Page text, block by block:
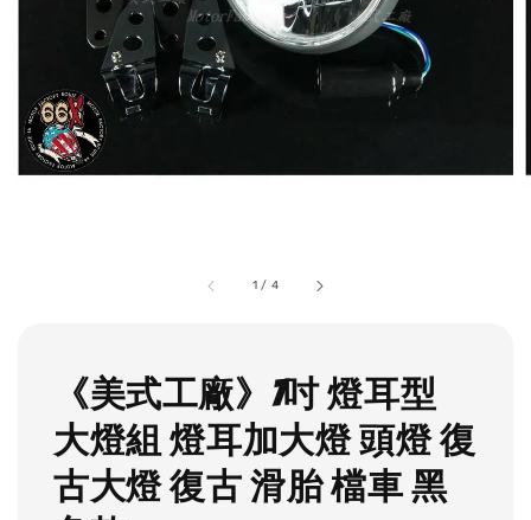
1 / 4
《美式工廠》7吋 燈耳型
大燈組 燈耳加大燈 頭燈 復
古大燈 復古 滑胎 檔車 黑